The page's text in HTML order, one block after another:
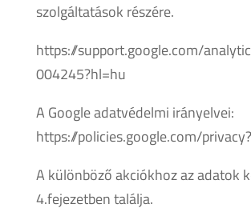
szolgáltatások részére.
https://support.google.com/
004245?hl=hu
A Google adatvédelmi irányelvei:
https://policies.google.com/
A különböző akciókhoz az adatok
4.fejezetben találja.